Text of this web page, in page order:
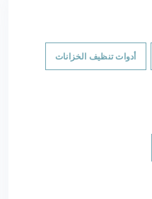
أدوات تنظيف الخزانات